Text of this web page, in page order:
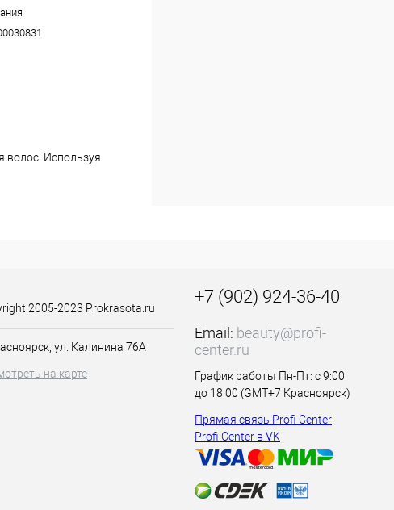
волос. Используя
внимание уделяя
2005-2023 Prokrasota.ru
ул. Калинина 76А
на карте
+7 (902) 924-36-40
Email: beauty@profi-
center.ru
График работы Пн-Пт: с 9:00
до 18:00 (GMT+7 Красноярск)
Прямая связь Profi Center
Profi Center в VK